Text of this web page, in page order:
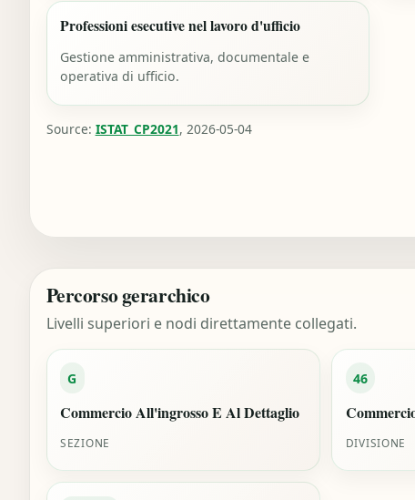
Professioni esecutive nel lavoro d'ufficio
Gestione amministrativa, documentale e
operativa di ufficio.
Source: ISTAT_CP2021, 2026-05-04
Percorso gerarchico
Livelli superiori e nodi direttamente collegati.
G
Commercio All'ingrosso E Al Dettaglio
SEZIONE
46
DIVISIONE